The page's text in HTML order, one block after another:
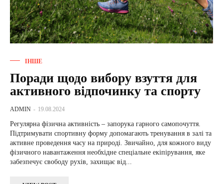
ІНШЕ
Поради щодо вибору взуття для
активного відпочинку та спорту
ADMIN - 19.08.2024
Регулярна фізична активність – запорука гарного самопочуття.
Підтримувати спортивну форму допомагають тренування в залі та
активне проведення часу на природі. Звичайно, для кожного виду
фізичного навантаження необхідне спеціальне екіпірування, яке
забезпечує свободу рухів, захищає від...